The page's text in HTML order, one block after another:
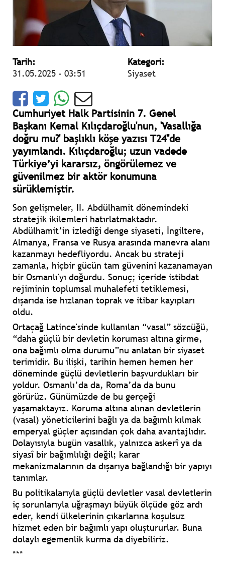
Tarih:
31.05.2025 - 03:51
Kategori:
Siyaset
Cumhuriyet Halk Partisinin 7. Genel
Başkanı Kemal Kılıçdaroğlu'nun, 'Vasallığa
doğru mu?' başlıklı köşe yazısı T24''de
yayımlandı. Kılıçdaroğlu; uzun vadede
Türkiye’yi kararsız, öngörülemez ve
güvenilmez bir aktör konumuna
sürüklemiştir.
Son gelişmeler, II. Abdülhamit dönemindeki
stratejik ikilemleri hatırlatmaktadır.
Abdülhamit’in izlediği denge siyaseti, İngiltere,
Almanya, Fransa ve Rusya arasında manevra alanı
kazanmayı hedefliyordu. Ancak bu strateji
zamanla, hiçbir gücün tam güvenini kazanamayan
bir Osmanlı'yı doğurdu. Sonuç; içeride istibdat
rejiminin toplumsal muhalefeti tetiklemesi,
dışarıda ise hızlanan toprak ve itibar kayıpları
oldu.
Ortaçağ Latince'sinde kullanılan “vasal” sözcüğü,
“daha güçlü bir devletin koruması altına girme,
ona bağımlı olma durumu”nu anlatan bir siyaset
terimidir. Bu ilişki, tarihin hemen hemen her
döneminde güçlü devletlerin başvurdukları bir
yoldur. Osmanlı’da da, Roma’da da bunu
görürüz. Günümüzde de bu gerçeği
yaşamaktayız. Koruma altına alınan devletlerin
(vasal) yöneticilerini bağlı ya da bağımlı kılmak
emperyal güçler açısından çok daha avantajlıdır.
Dolayısıyla bugün vasallık, yalnızca askerî ya da
siyasî bir bağımlılığı değil; karar
mekanizmalarının da dışarıya bağlandığı bir yapıyı
tanımlar.
Bu politikalarıyla güçlü devletler vasal devletlerin
iç sorunlarıyla uğraşmayı büyük ölçüde göz ardı
eder, kendi ülkelerinin çıkarlarına koşulsuz
hizmet eden bir bağımlı yapı oluştururlar. Buna
dolaylı egemenlik kurma da diyebiliriz.
***